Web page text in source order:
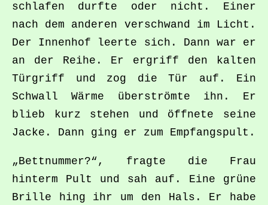
schlafen durfte oder nicht. Einer
nach dem anderen verschwand im Licht.
Der Innenhof leerte sich. Dann war er
an der Reihe. Er ergriff den kalten
Türgriff und zog die Tür auf. Ein
Schwall Wärme überströmte ihn. Er
blieb kurz stehen und öffnete seine
Jacke. Dann ging er zum Empfangspult.
„Bettnummer?“, fragte die Frau
hinterm Pult und sah auf. Eine grüne
Brille hing ihr um den Hals. Er habe